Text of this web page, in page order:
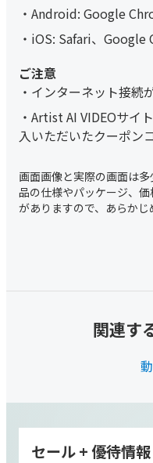
Android: Google
iOS: Safari、Google
インターネット接続
Artist AI VIDEOサイ
入いただいたクーポン
関連す
セール + 優待情報